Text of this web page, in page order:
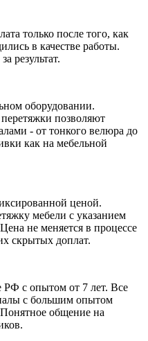
только после того, как
в качестве работы.
результат.
оборудовании.
позволяют
- от тонкого велюра до
как на мебельной
ценой.
мебели с указанием
не меняется в процессе
скрытых доплат.
РФ с опытом от 7 лет. Все
с большим опытом
общение на